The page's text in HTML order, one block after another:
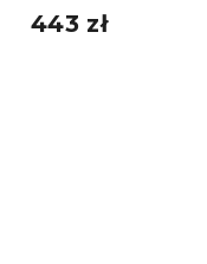
443 zł